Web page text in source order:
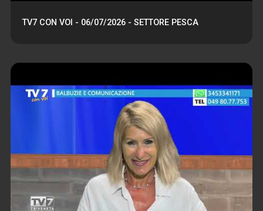
TV7 CON VOI - 06/07/2026 - SETTORE PESCA